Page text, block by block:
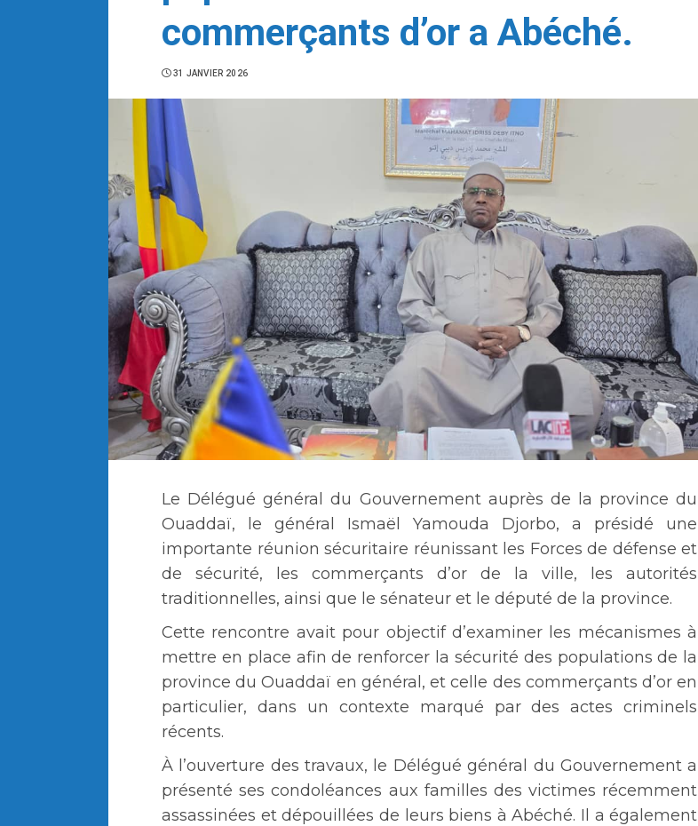
commerçants d’or a Abéché.
31 JANVIER 2026
Le Délégué général du Gouvernement auprès de la province du
Ouaddaï, le général Ismaël Yamouda Djorbo, a présidé une
importante réunion sécuritaire réunissant les Forces de défense et
de sécurité, les commerçants d’or de la ville, les autorités
traditionnelles, ainsi que le sénateur et le député de la province.
Cette rencontre avait pour objectif d’examiner les mécanismes à
mettre en place afin de renforcer la sécurité des populations de la
province du Ouaddaï en général, et celle des commerçants d’or en
particulier, dans un contexte marqué par des actes criminels
récents.
À l’ouverture des travaux, le Délégué général du Gouvernement a
présenté ses condoléances aux familles des victimes récemment
assassinées et dépouillées de leurs biens à Abéché. Il a également